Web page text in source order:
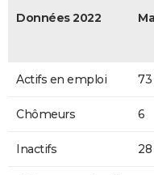
Données 2022
Actifs en emploi 73
Chômeurs 6
Inactifs 28